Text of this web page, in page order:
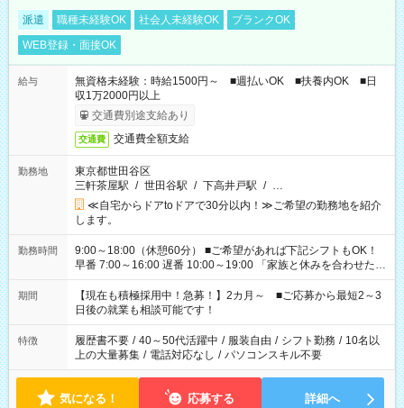
派遣 職種未経験OK 社会人未経験OK
ブランクOK
WEB登録・面接OK
給与
無資格未経験：時給1500円～ ■週払いOK ■扶養内OK ■日
収1万2000円以上
交通費別途支給あり
交通費 交通費全額支給
勤務地
東京都世田谷区
三軒茶屋駅 / 世田谷駅 / 下高井戸駅 / …
≪自宅からドアtoドアで30分以内！≫ご希望の勤務地を紹介
します。
勤務時間
9:00～18:00（休憩60分） ■ご希望があれば下記シフトもOK！
早番 7:00～16:00 遅番 10:00～19:00 「家族と休みを合わせた
い」 「余裕を持って夕飯の準備がしたい」 「できれば残業はし
たくない」 など、ご希望を教えてくださいね。 ※Wワーク希望
の方へ 今ご覧のお仕事で希望する勤務時間と、もう1つのお仕事
の勤務時間。 合計で週40時間を超える場合は応募できません。
期間
【現在も積極採用中！急募！】2カ月～ ■ご応募から最短2～3
日後の就業も相談可能です！
特徴 履歴書不要 / 40～50代活躍中 / 服装自由 / シフト勤務 / 10名以
上の大量募集 / 電話対応なし / パソコンスキル不要
気になる！ 応募する 詳細へ